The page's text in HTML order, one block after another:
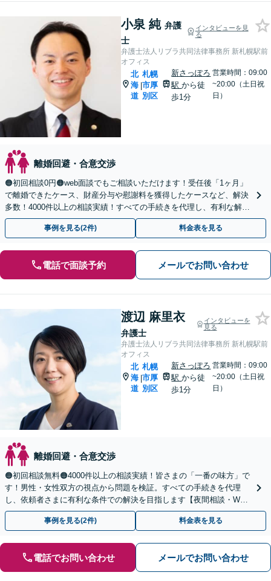
小泉 純 弁護
士
インタビューを見
る
弁護士法人リブラ共同法律事務所 新札幌駅前
オフィス
北
海
道
|
札幌
市厚
別区
新さっぽろ
駅から徒
歩1分
営業時間：09:00
~20:00（土日祝
日）
離婚回避・合意交渉
🟠初回相談0円🟠web面談でもご相談いただけます！受任後「1ヶ月」
で離婚できたケース、財産分与や慰謝料を獲得したケースなど、解決
多数！4000件以上の相談実績！すべての手続きを代理し、有利な解決
を目指します【夜間相談可】【完全個室】
事例を見る(2件) 料金表を見る
電話で面談予約 メールでお問い合わせ
渡辺 麻里衣
弁護士
インタビューを
見る
弁護士法人リブラ共同法律事務所 新札幌駅前
オフィス
北
海
道
|
札幌
市厚
別区
新さっぽろ
駅から徒
歩1分
営業時間：09:00
~20:00（土日祝
日）
離婚回避・合意交渉
🟠初回相談無料🟠4000件以上の相談実績！皆さまの「一番の味方」で
す！男性・女性双方の視点から問題を検証。すべての手続きを代理
し、依頼者さまに有利な条件での解決を目指します【夜間相談・WEB
面談可】【完全個室・秘密厳守】
事例を見る(2件) 料金表を見る
電話でお問い合わせ メールでお問い合わせ